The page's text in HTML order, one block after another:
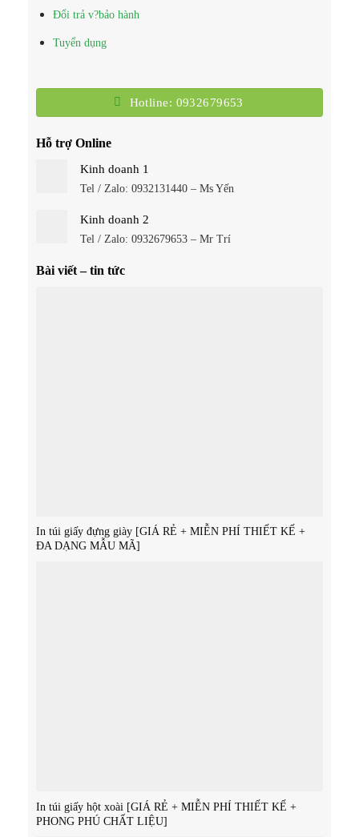
Đổi trả v?bảo hành
Tuyển dụng
Hotline: 0932679653
Hỗ trợ Online
Kinh doanh 1
Tel / Zalo: 0932131440 – Ms Yến
Kinh doanh 2
Tel / Zalo: 0932679653 – Mr Trí
Bài viết – tin tức
In túi giấy đựng giày [GIÁ RẺ + MIỄN PHÍ THIẾT KẾ +
ĐA DẠNG MẪU MÃ]
In túi giấy hột xoài [GIÁ RẺ + MIỄN PHÍ THIẾT KẾ +
PHONG PHÚ CHẤT LIỆU]